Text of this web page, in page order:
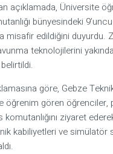
açıklamada, Üniversite
bünyesindeki
misafir edildiğini duyurdu.
teknolojilerini
göre, Gebze
öğrenim gören öğrenciler,
komutanlığını ziyaret
kabiliyetleri ve simülatör